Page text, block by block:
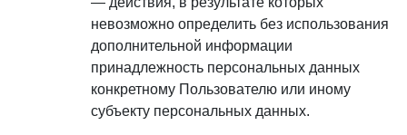
невозможно определить без использования
дополнительной информации
принадлежность персональных данных
конкретному Пользователю или иному
субъекту персональных данных.